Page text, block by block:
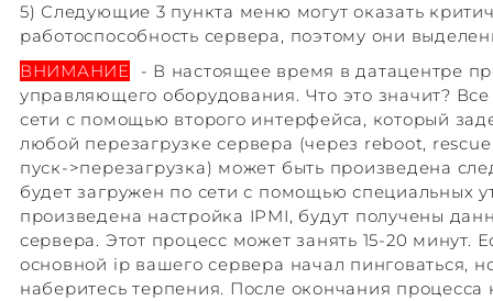
5) Следующие 3 пункта меню могут оказать
работоспособность сервера, поэтому они
ВНИМАНИЕ - В настоящее время в датацентре
управляющего оборудования. Что это значит?
сети с помощью второго интерфейса, который
любой перезагрузке сервера (через reboot,
пуск->перезагрузка) может быть произведена
будет загружен по сети с помощью специальных
произведена настройка IPMI, будут получены
сервера. Этот процесс может занять 15-20 минут.
основной ip вашего сервера начал пинговаться,
наберитесь терпения. После окончания процесса